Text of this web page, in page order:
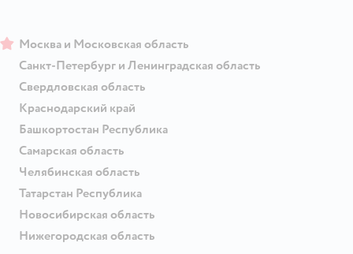
Москва и Московская область
Санкт-Петербург и Ленинградская область
Свердловская область
Краснодарский край
Башкортостан Республика
Самарская область
Челябинская область
Татарстан Республика
Новосибирская область
Нижегородская область